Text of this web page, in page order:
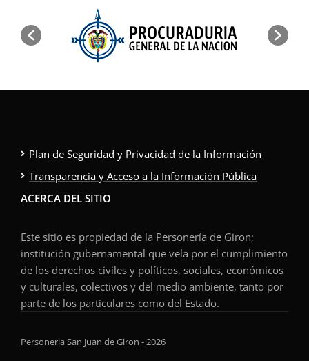
Plan de Seguridad y Privacidad de la Información
Transparencia y Acceso a la Información Pública
ACERCA DEL SITIO
Este sitio es propiedad de la Personería de Giron;
institución gubernamental que vela por el cumplimiento
de los derechos civiles y políticos, sociales, económicos
y culturales, colectivos y del medio ambiente, tanto por
parte de los particulares como del Estado.
Personeria San Juan de Giron - 2026